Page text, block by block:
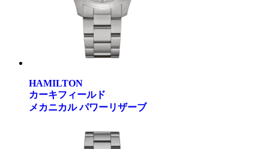
HAMILTON
カーキフィールド
メカニカル パワーリザーブ